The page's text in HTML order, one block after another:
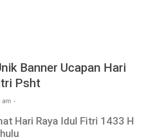
Banner Ucapan Hari
Psht
am
Hari Raya Idul Fitri 1433 H